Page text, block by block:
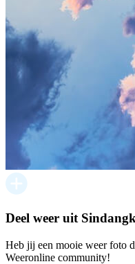
Deel weer uit
Heb jij een mooie weer foto
Weeronline community!